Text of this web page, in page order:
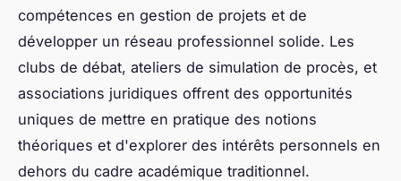
compétences en gestion de projets et de
développer un réseau professionnel solide. Les
clubs de débat, ateliers de simulation de procès, et
associations juridiques offrent des opportunités
uniques de mettre en pratique des notions
théoriques et d'explorer des intérêts personnels en
dehors du cadre académique traditionnel.